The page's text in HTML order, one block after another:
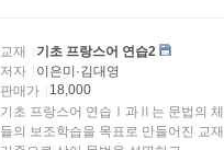
교재
기초 프랑스어 연습2
저자
이은미·김대영
판매가
18,000
기초 프랑스어 연습Ⅰ과Ⅱ는 문법의
들의 보조학습을 목표로 만들어진